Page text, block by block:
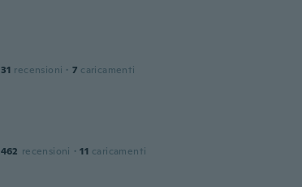
31 recensioni · 7 caricamenti
462 recensioni · 11 caricamenti